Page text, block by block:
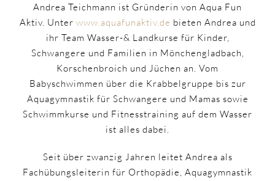
Andrea Teichmann ist Gründerin von Aqua Fun
Aktiv. Unter www.aquafunaktiv.de bieten Andrea und
ihr Team Wasser-& Landkurse für Kinder,
Schwangere und Familien in Mönchengladbach,
Korschenbroich und Jüchen an. Vom
Babyschwimmen über die Krabbelgruppe bis zur
Aquagymnastik für Schwangere und Mamas sowie
Schwimmkurse und Fitnesstraining auf dem Wasser
ist alles dabei.
Seit über zwanzig Jahren leitet Andrea als
Fachübungsleiterin für Orthopädie, Aquagymnastik